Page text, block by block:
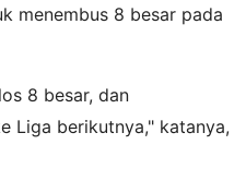
menembus 8 besar pada
8 besar, dan
Liga berikutnya," katanya,